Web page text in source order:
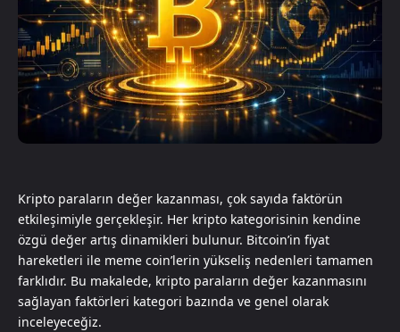
Kripto paraların değer kazanması, çok sayıda faktörün
etkileşimiyle gerçekleşir. Her kripto kategorisinin kendine
özgü değer artış dinamikleri bulunur. Bitcoin’in fiyat
hareketleri ile meme coin’lerin yükseliş nedenleri tamamen
farklıdır. Bu makalede, kripto paraların değer kazanmasını
sağlayan faktörleri kategori bazında ve genel olarak
inceleyeceğiz.